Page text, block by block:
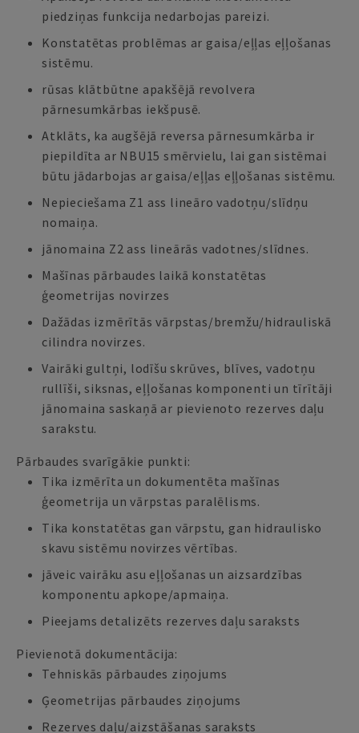
piedziņas funkcija nedarbojas pareizi.
Konstatētas problēmas ar gaisa/eļļas eļļošanas
sistēmu.
rūsas klātbūtne apakšējā revolvera
pārnesumkārbas iekšpusē.
Atklāts, ka augšējā reversa pārnesumkārba ir
piepildīta ar NBU15 smērvielu, lai gan sistēmai
būtu jādarbojas ar gaisa/eļļas eļļošanas sistēmu.
Nepieciešama Z1 ass lineāro vadotņu/slīdņu
nomaiņa.
jānomaina Z2 ass lineārās vadotnes/slīdnes.
Mašīnas pārbaudes laikā konstatētas
ģeometrijas novirzes
Dažādas izmērītās vārpstas/bremžu/hidrauliskā
cilindra novirzes.
Vairāki gultņi, lodīšu skrūves, blīves, vadotņu
rullīši, siksnas, eļļošanas komponenti un tīrītāji
jānomaina saskaņā ar pievienoto rezerves daļu
sarakstu.
Pārbaudes svarīgākie punkti:
Tika izmērīta un dokumentēta mašīnas
ģeometrija un vārpstas paralēlisms.
Tika konstatētas gan vārpstu, gan hidraulisko
skavu sistēmu novirzes vērtības.
jāveic vairāku asu eļļošanas un aizsardzības
komponentu apkope/apmaiņa.
Pieejams detalizēts rezerves daļu saraksts
Pievienotā dokumentācija:
Tehniskās pārbaudes ziņojums
Ģeometrijas pārbaudes ziņojums
Rezerves daļu/aizstāšanas saraksts